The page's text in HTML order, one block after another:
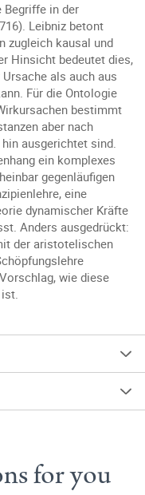
Begriffe in der
Leibniz betont
zugleich kausal und
Hinsicht bedeutet dies,
als auch aus
Für die Ontologie
bestimmt
aber nach
ausgerichtet sind.
ein komplexes
gegenläufigen
eine
dynamischer Kräfte
Anders ausgedrückt:
der aristotelischen
wie diese
for you